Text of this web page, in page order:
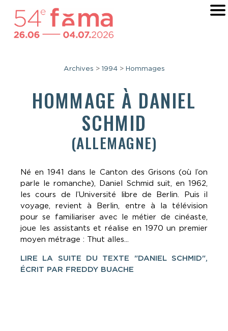
Archives > 1994> Hommages
HOMMAGE À DANIEL
SCHMID
(ALLEMAGNE)
Né en 1941 dans le Canton des Grisons (où l’on
parle le romanche), Daniel Schmid suit, en 1962,
les cours de l’Université libre de Berlin. Puis il
voyage, revient à Berlin, entre à la télévision
pour se familiariser avec le métier de cinéaste,
joue les assistants et réalise en 1970 un premier
moyen métrage : Thut alles...
LIRE LA SUITE DU TEXTE "DANIEL SCHMID",
ÉCRIT PAR FREDDY BUACHE